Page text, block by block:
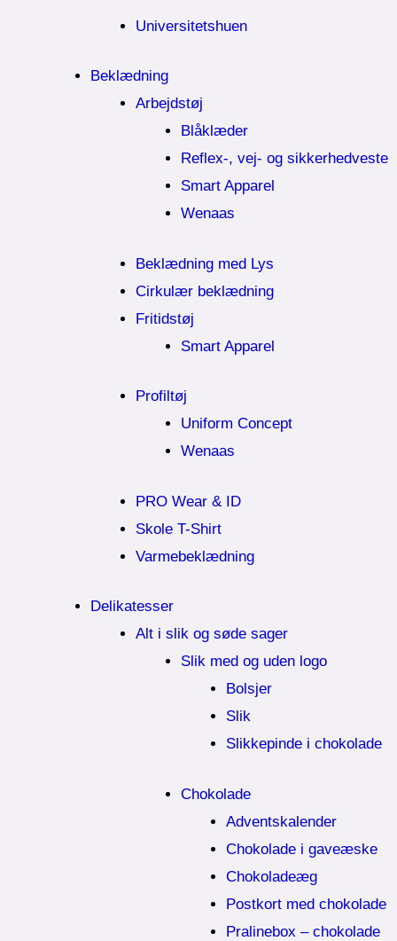
Universitetshuen
Beklædning
Arbejdstøj
Blåklæder
Reflex-, vej- og sikkerhedveste
Smart Apparel
Wenaas
Beklædning med Lys
Cirkulær beklædning
Fritidstøj
Smart Apparel
Profiltøj
Uniform Concept
Wenaas
PRO Wear & ID
Skole T-Shirt
Varmebeklædning
Delikatesser
Alt i slik og søde sager
Slik med og uden logo
Bolsjer
Slik
Slikkepinde i chokolade
Chokolade
Adventskalender
Chokolade i gaveæske
Chokoladeæg
Postkort med chokolade
Pralinebox – chokolade